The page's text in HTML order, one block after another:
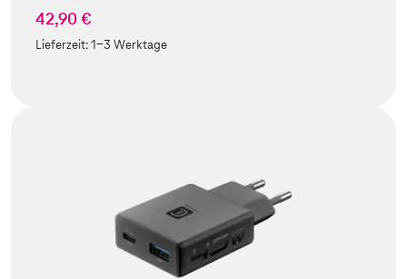
42,90 €
Lieferzeit:1-3 Werktage